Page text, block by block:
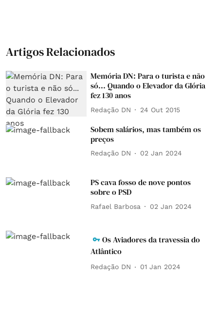
Artigos Relacionados
Memória DN: Para o turista e não
só... Quando o Elevador da Glória
fez 130 anos
Redação DN 24 Out 2015
Sobem salários, mas também os
preços
Redação DN 02 Jan 2024
PS cava fosso de nove pontos
sobre o PSD
Rafael Barbosa 02 Jan 2024
Os Aviadores da travessia do
Atlântico
Redação DN 01 Jan 2024